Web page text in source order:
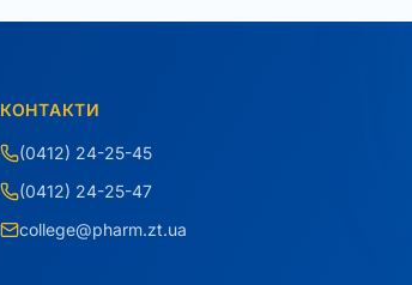
КОНТАКТИ
(0412) 24-25-45
(0412) 24-25-47
college@pharm.zt.ua